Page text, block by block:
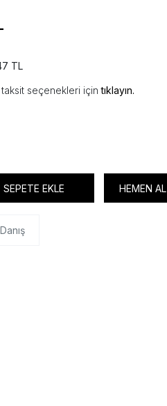
TL
seçenekleri içintıklayın.
SEPETE EKLE HEMEN AL